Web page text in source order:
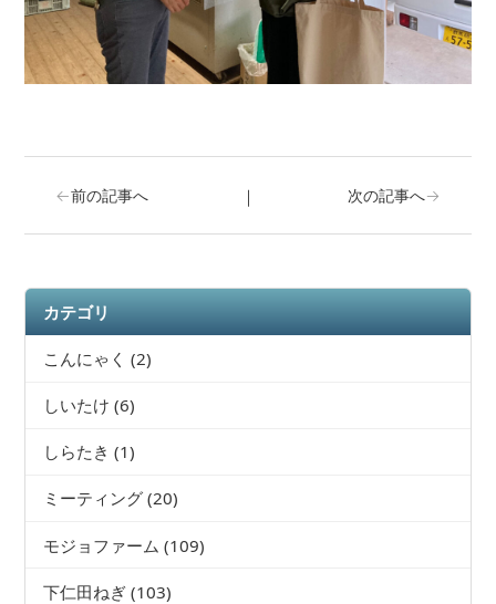
←前の記事へ ｜ 次の記事へ→
カテゴリ
こんにゃく (2)
しいたけ (6)
しらたき (1)
ミーティング (20)
モジョファーム (109)
下仁田ねぎ (103)